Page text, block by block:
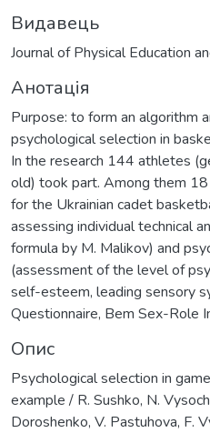
Видавець
Journal of Physical Education
Анотація
Purpose: to form an algorithm
psychological selection in
In the research 144 athletes
old) took part. Among them
for the Ukrainian cadet
assessing individual technical
formula by M. Malikov) and
(assessment of the level of
self-esteem, leading sensory
Questionnaire, Bem Sex-Role
Опис
Psychological selection in
example / R. Sushko, N.
Doroshenko, V. Pastuhova, F.